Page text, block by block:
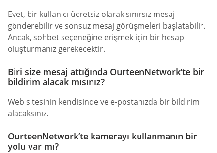
Evet, bir kullanıcı ücretsiz olarak sınırsız mesaj
gönderebilir ve sonsuz mesaj görüşmeleri başlatabilir.
Ancak, sohbet seçeneğine erişmek için bir hesap
oluşturmanız gerekecektir.
Biri size mesaj attığında OurteenNetwork’te bir
bildirim alacak mısınız?
Web sitesinin kendisinde ve e-postanızda bir bildirim
alacaksınız.
OurteenNetwork’te kamerayı kullanmanın bir
yolu var mı?